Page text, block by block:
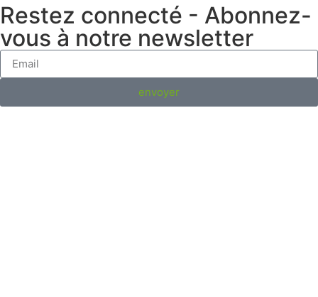
Restez connecté - Abonnez-
vous à notre newsletter
envoyer